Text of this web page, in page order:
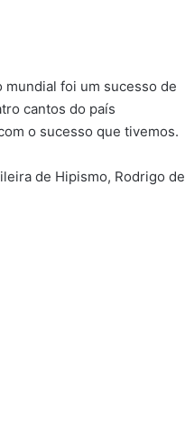
mundial foi um sucesso de
cantos do país
o sucesso que tivemos.
de Hipismo, Rodrigo de